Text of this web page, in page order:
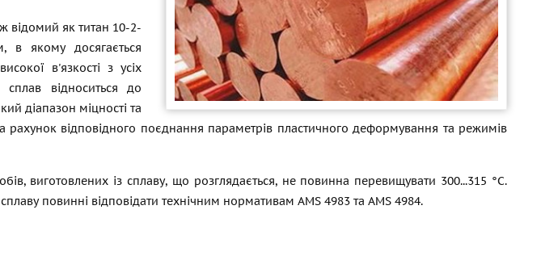
відомий як титан 10-2-
в якому досягається
в'язкості з усіх
відноситься до
діапазон міцності та
рахунок відповідного поєднання параметрів пластичного деформування та режимів
виготовлених із сплаву, що розглядається, не повинна перевищувати 300...315 °С.
повинні відповідати технічним нормативам AMS 4983 та AMS 4984.